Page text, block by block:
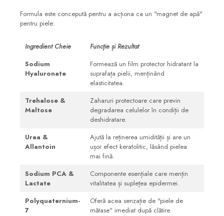
Formula este concepută pentru a acționa ca un "magnet de apă"
pentru piele:
Ingredient Cheie
Funcție și Rezultat
Sodium
Hyaluronate
Formează un film protector hidratant la
suprafața pielii, menținând
elasticitatea.
Trehalose &
Maltose
Zaharuri protectoare care previn
degradarea celulelor în condiții de
deshidratare.
Urea &
Allantoin
Ajută la reținerea umidității și are un
ușor efect keratolitic, lăsând pielea
mai fină.
Sodium PCA &
Lactate
Componente esențiale care mențin
vitalitatea și suplețea epidermei.
Polyquaternium-
7
Oferă acea senzație de "piele de
mătase" imediat după clătire.